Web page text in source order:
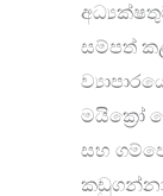
සම්පත්
මයික්‍රෝ
සහ